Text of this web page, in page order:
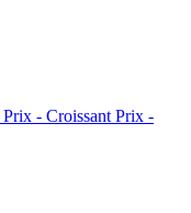
Prix - Croissant Prix -